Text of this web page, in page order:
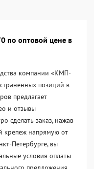
по оптовой цене в
компании «KМП-
позиций в
предлагает
и отзывы
сделать заказ, нажав
крепеж напрямую от
Петербурге, вы
условия оплаты